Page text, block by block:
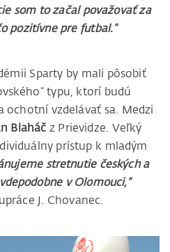
som to začal považovať za
pozitívne pre futbal.“
Sparty by mali pôsobiť
typu, ktorí budú
ochotní vzdelávať sa. Medzi
Blaháč z Prievidze. Veľký
prístup k mladým
stretnutie českých a
v Olomouci,“
J. Chovanec.